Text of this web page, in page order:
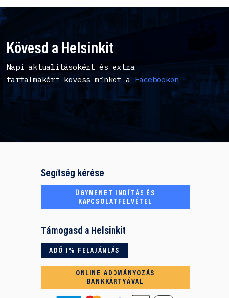
Kövesd a Helsinkit
Napi aktualitásokért és extra
tartalmakért kövess minket aFacebookon
Segítség kérése
ÜGYMENET INDÍTÁS ÉS
KAPCSOLATFELVÉTEL
Támogasd a Helsinkit
ADÓ 1% FELAJÁNLÁS
ONLINE ADOMÁNYOZÁS
BANKKÁRTYÁVAL